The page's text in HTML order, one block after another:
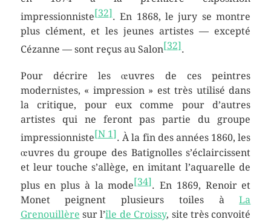
impressionniste[32]. En 1868, le jury se montre
plus clément, et les jeunes artistes — excepté
Cézanne — sont reçus au Salon[32].
Pour décrire les œuvres de ces peintres
modernistes, « impression » est très utilisé dans
la critique, pour eux comme pour d’autres
artistes qui ne feront pas partie du groupe
impressionniste[N 1] . À la fin des années 1860, les
œuvres du groupe des Batignolles s’éclaircissent
et leur touche s’allège, en imitant l’aquarelle de
plus en plus à la mode[34]. En 1869, Renoir et
Monet peignent plusieurs toiles àLa
Grenouillère sur l’île de Croissy, site très convoité